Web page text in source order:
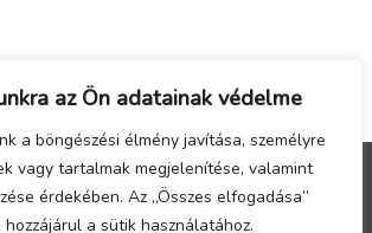
az Ön adatainak védelme
a böngészési élmény javítása, személyre
vagy tartalmak megjelenítése, valamint
érdekében. Az „Összes elfogadása”
a sütik használatához.
Menu